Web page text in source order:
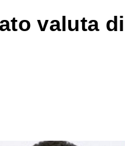
valuta